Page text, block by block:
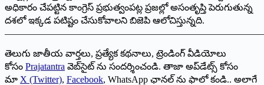
అధికారం చేపట్టిన కాంగ్రెస్ ప్రభుత్వంపట్ల ప్రజల్లో అసంతృప్తి పెరుగుతున్న
దశలో ఇక్కడ పటిష్టం చేసుకోవాలని బిజెపి ఆలోచిస్తున్నది.
తెలుగు జాతీయ వార్తలు, ప్రత్యేక కథనాలు, ట్రెండింగ్ వీడియోలు
కోసం Prajatantra వెబ్‌సైట్ ను సందర్శించండి. తాజా అప్‌డేట్స్ కోసం
మా X (Twitter), Facebook, WhatsApp ఛానల్ ను ఫాలో కండి.. అలాగే